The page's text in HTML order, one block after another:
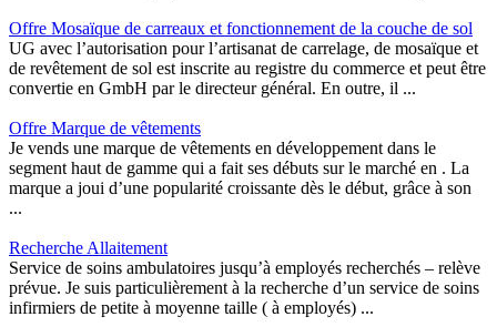
Offre Mosaïque de carreaux et fonctionnement de la couche de sol
UG avec l’autorisation pour l’artisanat de carrelage, de mosaïque et
de revêtement de sol est inscrite au registre du commerce et peut être
convertie en GmbH par le directeur général. En outre, il ...
Offre Marque de vêtements
Je vends une marque de vêtements en développement dans le
segment haut de gamme qui a fait ses débuts sur le marché en . La
marque a joui d’une popularité croissante dès le début, grâce à son
...
Recherche Allaitement
Service de soins ambulatoires jusqu’à employés recherchés – relève
prévue. Je suis particulièrement à la recherche d’un service de soins
infirmiers de petite à moyenne taille ( à employés) ...